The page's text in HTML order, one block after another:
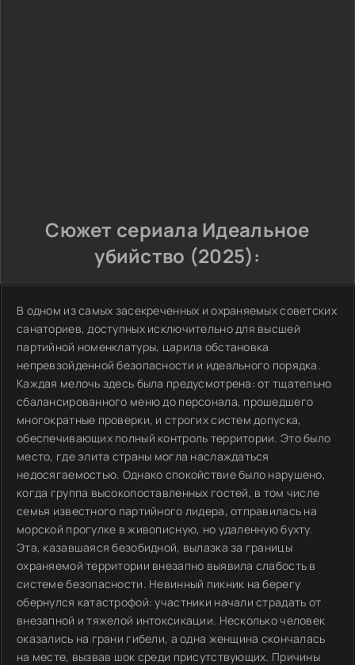
Сюжет сериала Идеальное
убийство (2025):
В одном из самых засекреченных и охраняемых советских
санаториев, доступных исключительно для высшей
партийной номенклатуры, царила обстановка
непревзойденной безопасности и идеального порядка.
Каждая мелочь здесь была предусмотрена: от тщательно
сбалансированного меню до персонала, прошедшего
многократные проверки, и строгих систем допуска,
обеспечивающих полный контроль территории. Это было
место, где элита страны могла наслаждаться
недосягаемостью. Однако спокойствие было нарушено,
когда группа высокопоставленных гостей, в том числе
семья известного партийного лидера, отправилась на
морской прогулке в живописную, но удаленную бухту.
Эта, казавшаяся безобидной, вылазка за границы
охраняемой территории внезапно выявила слабость в
системе безопасности. Невинный пикник на берегу
обернулся катастрофой: участники начали страдать от
внезапной и тяжелой интоксикации. Несколько человек
оказались на грани гибели, а одна женщина скончалась
на месте, вызвав шок среди присутствующих. Причины